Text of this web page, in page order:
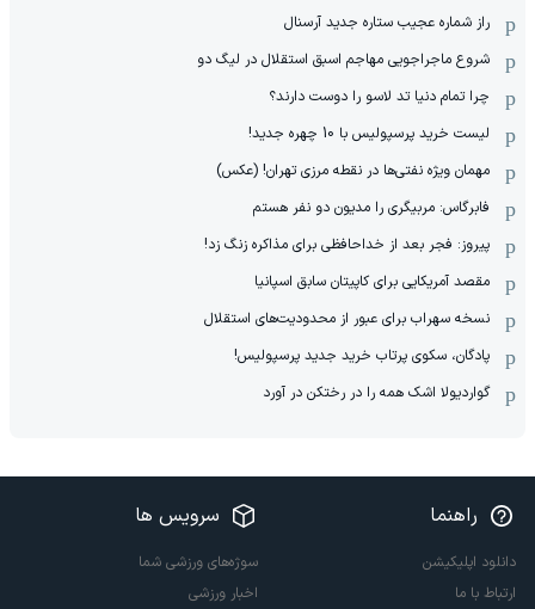
راز شماره عجیب ستاره جدید آرسنال
شروع ماجراجویی مهاجم اسبق استقلال در لیگ دو
چرا تمام دنیا تد لاسو را دوست دارند؟
لیست خرید پرسپولیس با 10 چهره جدید!
مهمان‌ ویژه نفتی‌ها در نقطه مرزی تهران! (عکس)
فابرگاس: مربیگری را مدیون دو نفر هستم
پیروز: فجر بعد از خداحافظی برای مذاکره زنگ زد!
مقصد آمریکایی برای کاپیتان سابق اسپانیا
نسخه سهراب برای عبور از محدودیت‌های استقلال
پادگان، سکوی پرتاب خرید جدید پرسپولیس!
گواردیولا اشک همه را در رختکن در آورد
راهنما
دانلود اپلیکیشن
ارتباط با ما
سرویس ها
سوژه‌های ورزشی شما
اخبار ورزشی